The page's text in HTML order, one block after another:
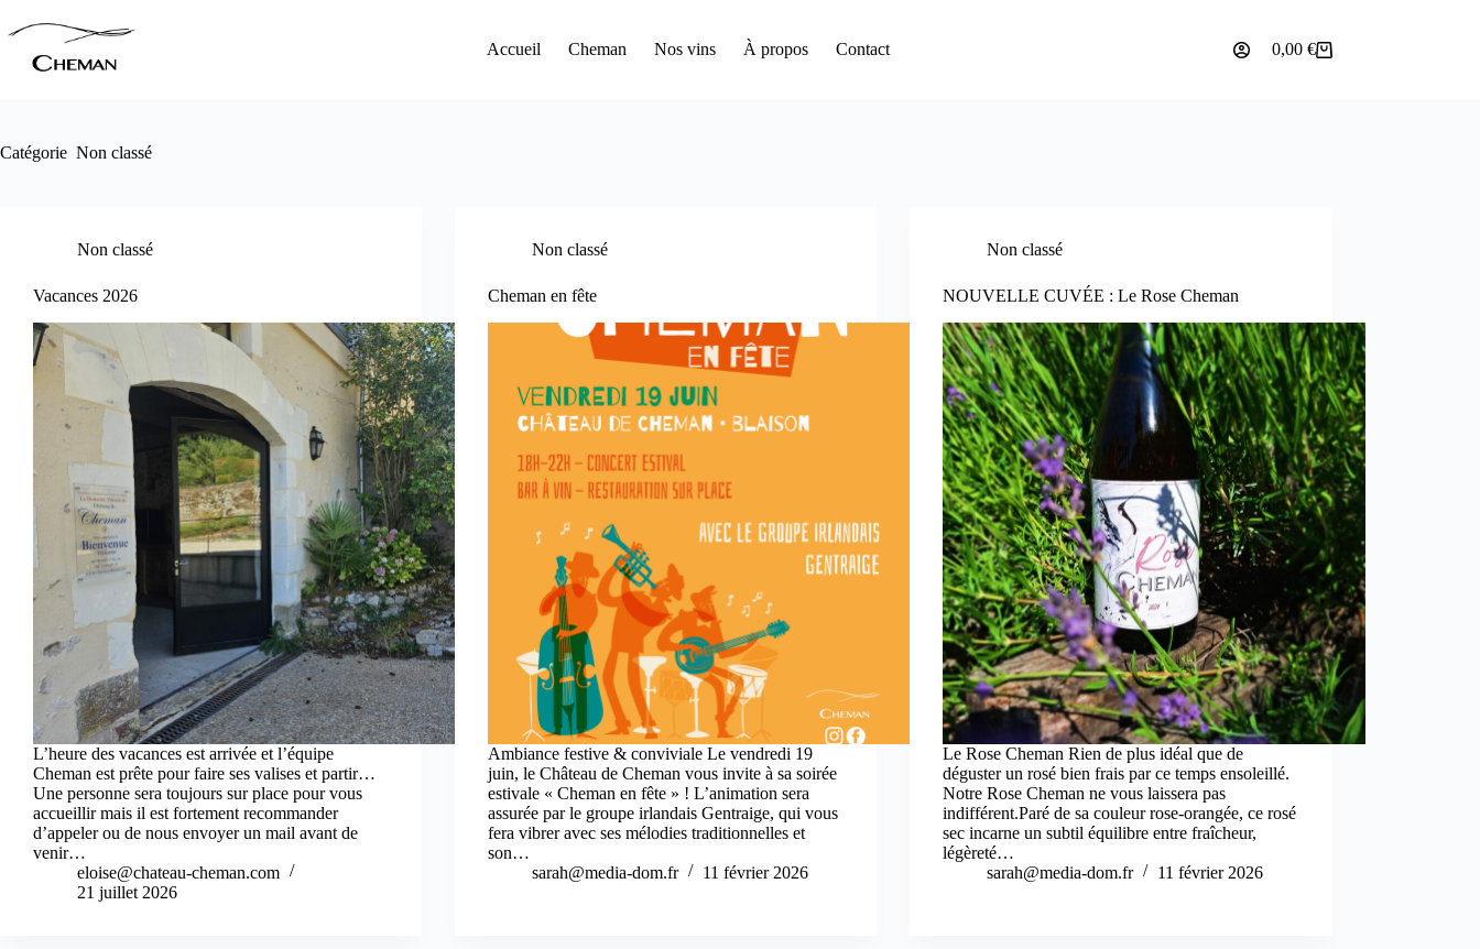
au
Accueil Cheman Nos vins À propos Contact
Panier
0,00 €
Catégorie Non classé
Non classé
Vacances 2026
L’heure des vacances est arrivée et l’équipe
Cheman est prête pour faire ses valises et partir…
Une personne sera toujours sur place pour vous
accueillir mais il est fortement recommander
d’appeler ou de nous envoyer un mail avant de
venir…
eloise@chateau-cheman.com
21 juillet 2026
Non classé
Cheman en fête
Ambiance festive & conviviale Le vendredi 19
juin, le Château de Cheman vous invite à sa soirée
estivale « Cheman en fête » ! L’animation sera
assurée par le groupe irlandais Gentraige, qui vous
fera vibrer avec ses mélodies traditionnelles et
son…
sarah@media-dom.fr
11 février 2026
Non classé
NOUVELLE CUVÉE : Le Rose Cheman
Le Rose Cheman Rien de plus idéal que de
déguster un rosé bien frais par ce temps ensoleillé.
Notre Rose Cheman ne vous laissera pas
indifférent.Paré de sa couleur rose-orangée, ce rosé
sec incarne un subtil équilibre entre fraîcheur,
légèreté…
sarah@media-dom.fr
11 février 2026